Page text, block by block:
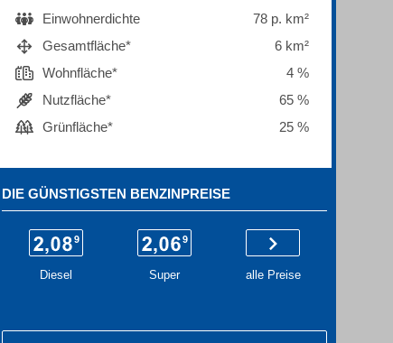
Einwohnerdichte
78 p. km²
Gesamtfläche*
6 km²
Wohnfläche*
4 %
Nutzfläche*
65 %
Grünfläche*
25 %
DIE GÜNSTIGSTEN BENZINPREISE
Diesel Super alle Preise